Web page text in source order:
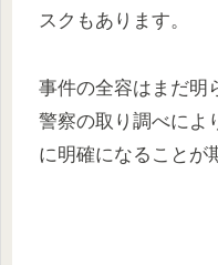
スクもあります。
事件の全容はまだ明
警察の取り調べによ
に明確になることが